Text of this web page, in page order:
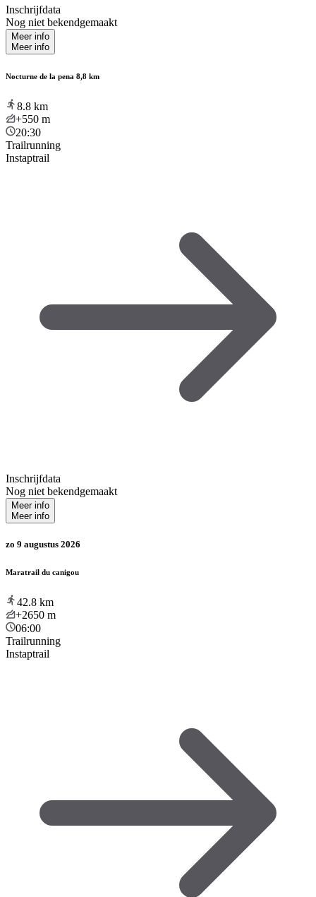
Inschrijfdata
Nog niet bekendgemaakt
Meer info
Meer info
Nocturne de la pena 8,8 km
8.8 km
+550 m
20:30
Trailrunning
Instaptrail
Inschrijfdata
Nog niet bekendgemaakt
Meer info
Meer info
zo 9 augustus 2026
Maratrail du canigou
42.8 km
+2650 m
06:00
Trailrunning
Instaptrail